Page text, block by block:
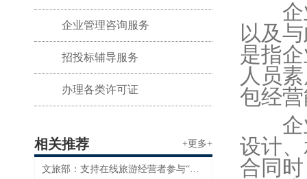
企业管理咨询服务
招投标辅导服务
办理各类许可证
相关推荐 +更多+
文旅部：支持在线旅游经营者参与“信用经济”发展试点工作
企业
以及
是指
人员
包经
企业
设计
合同